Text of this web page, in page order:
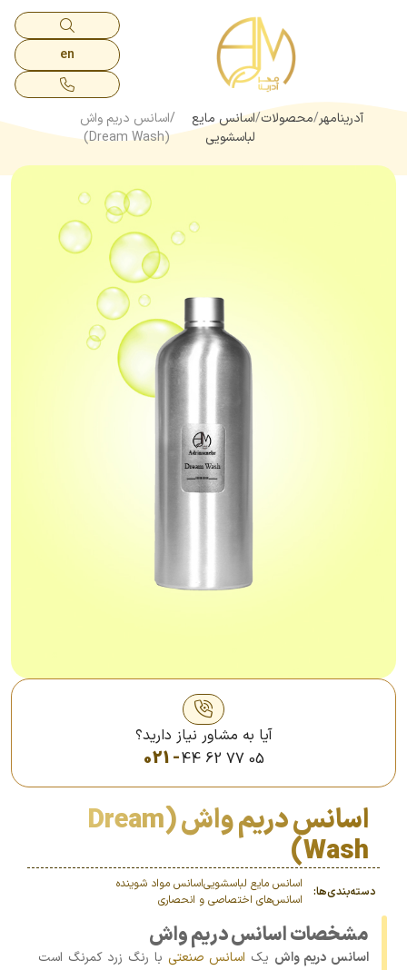
en
آدرینامهر محصولات اسانس مایع
لباسشویی
اسانس دریم واش
(Dream Wash)
آیا به مشاور نیاز دارید؟
021 -44 62 77 05
اسانس دریم واش (Dream
Wash)
دسته‌بندی‌ها: اسانس مایع لباسشوییاسانس مواد شوینده
اسانس‌های اختصاصی و انحصاری
مشخصات اسانس دریم واش
اسانس دریم واش یک اسانس صنعتی با رنگ زرد کمرنگ است